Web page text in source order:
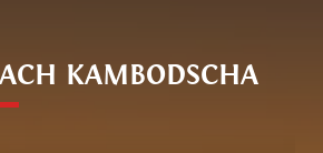
KAMBODSCHA